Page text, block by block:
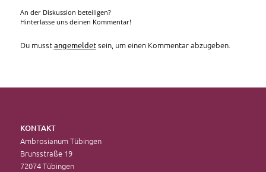
An der Diskussion beteiligen?
Hinterlasse uns deinen Kommentar!
Du musstangemeldetsein, um einen Kommentar abzugeben.
KONTAKT
Ambrosianum Tübingen
Brunsstraße 19
72074 Tübingen